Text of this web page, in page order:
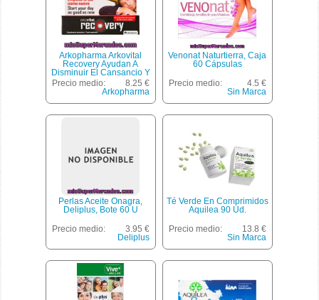
Arkopharma Arkovital
Recovery Ayudan A
Disminuir El Cansancio Y
La Fatiga Unidad 20
Comprimidos
Precio medio:
8.25 €
Arkopharma
Venonat Naturtierra, Caja
60 Cápsulas
Precio medio:
4.5 €
Sin Marca
Perlas Aceite Onagra,
Deliplus, Bote 60 U
Precio medio:
3.95 €
Deliplus
Té Verde En Comprimidos
Aquilea 90 Ud.
Precio medio:
13.8 €
Sin Marca